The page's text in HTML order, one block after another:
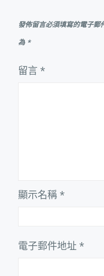
發佈留言必須填寫的電子郵
為 *
留言 *
顯示名稱 *
電子郵件地址 *